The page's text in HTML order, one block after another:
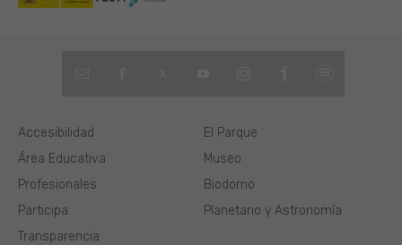
El Parque
Museo
Biodomo
Planetario y Astronomía
Área Educativa
Profesionales
Participa
Transparencia
Accesibilidad